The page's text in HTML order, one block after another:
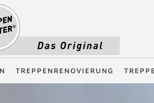
- Das Original
TREPPENRENOVIERUNG